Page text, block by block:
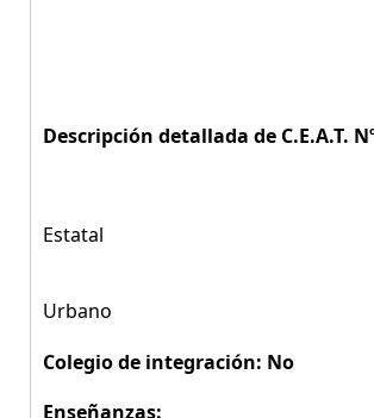
Descripción detallada de C.E.A.T.
Estatal
Urbano
Colegio de integración: No
Enseñanzas: